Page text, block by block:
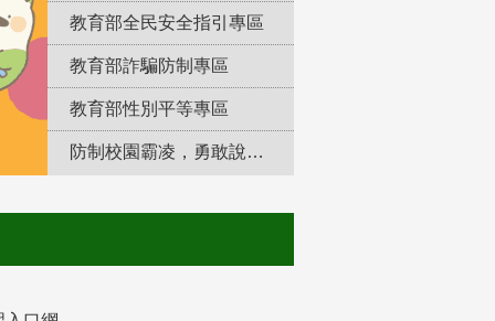
教育部全民安全指引專區
教育部詐騙防制專區
教育部性別平等專區
防制校園霸凌，勇敢說出來！